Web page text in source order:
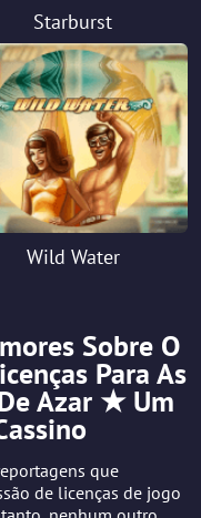
Starburst
Wild Water
Sobre O
Para As
Azar ★ Um
que
de licenças de jogo